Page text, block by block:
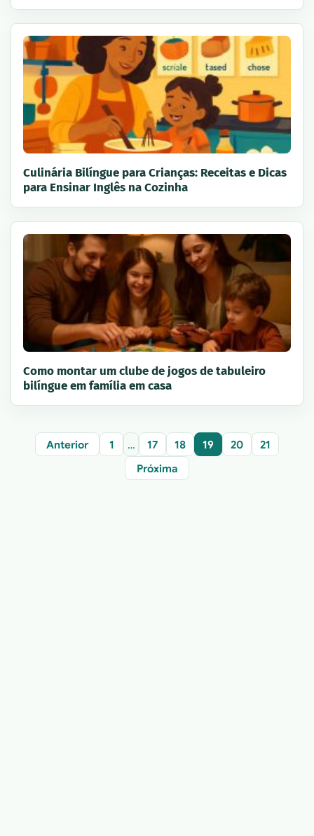
Culinária Bilíngue para Crianças: Receitas e Dicas
para Ensinar Inglês na Cozinha
Como montar um clube de jogos de tabuleiro
bilíngue em família em casa
Anterior 1 … 17 18 19 20
21
Próxima